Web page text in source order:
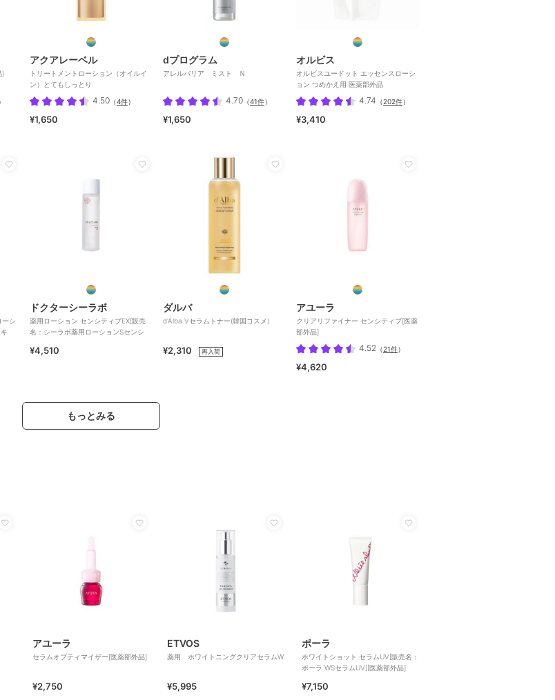
)
アクアレーベル
トリートメントローション（オイルイ
ン）とてもしっとり
4.50 （4件）
¥1,650
dプログラム
アレルバリア ミスト Ｎ
4.70 （41件）
¥1,650
オルビス
オルビスユードット エッセンスローシ
ョン つめかえ用 医薬部外品
4.74 （202件）
¥3,410
ーシ
ドクターシーラボ
薬用ローション センシティブEX[販売
名：シーラボ薬用ローションSセンシ
¥4,510
ダルバ
d'Alba Vセラムトナー(韓国コスメ)
¥2,310 再入荷
アユーラ
クリアリファイナー センシティブ[医薬
部外品]
4.52 （21件）
¥4,620
もっとみる
アユーラ
セラムオプティマイザー[医薬部外品]
¥2,750
ETVOS
薬用 ホワイトニングクリアセラムW
¥5,995
ポーラ
ホワイトショット セラムUV[販売名：
ポーラ WSセラムUV][医薬部外品]
¥7,150